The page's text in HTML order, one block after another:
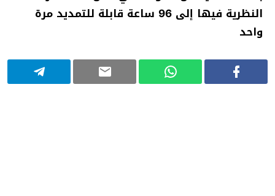
النظرية فيها إلى 96 ساعة قابلة للتمديد مرة
واحد